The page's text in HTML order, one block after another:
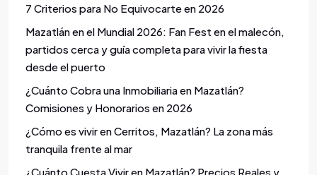
7 Criterios para No Equivocarte en 2026
Mazatlán en el Mundial 2026: Fan Fest en el malecón,
partidos cerca y guía completa para vivir la fiesta
desde el puerto
¿Cuánto Cobra una Inmobiliaria en Mazatlán?
Comisiones y Honorarios en 2026
¿Cómo es vivir en Cerritos, Mazatlán? La zona más
tranquila frente al mar
¿Cuánto Cuesta Vivir en Mazatlán? Precios Reales y